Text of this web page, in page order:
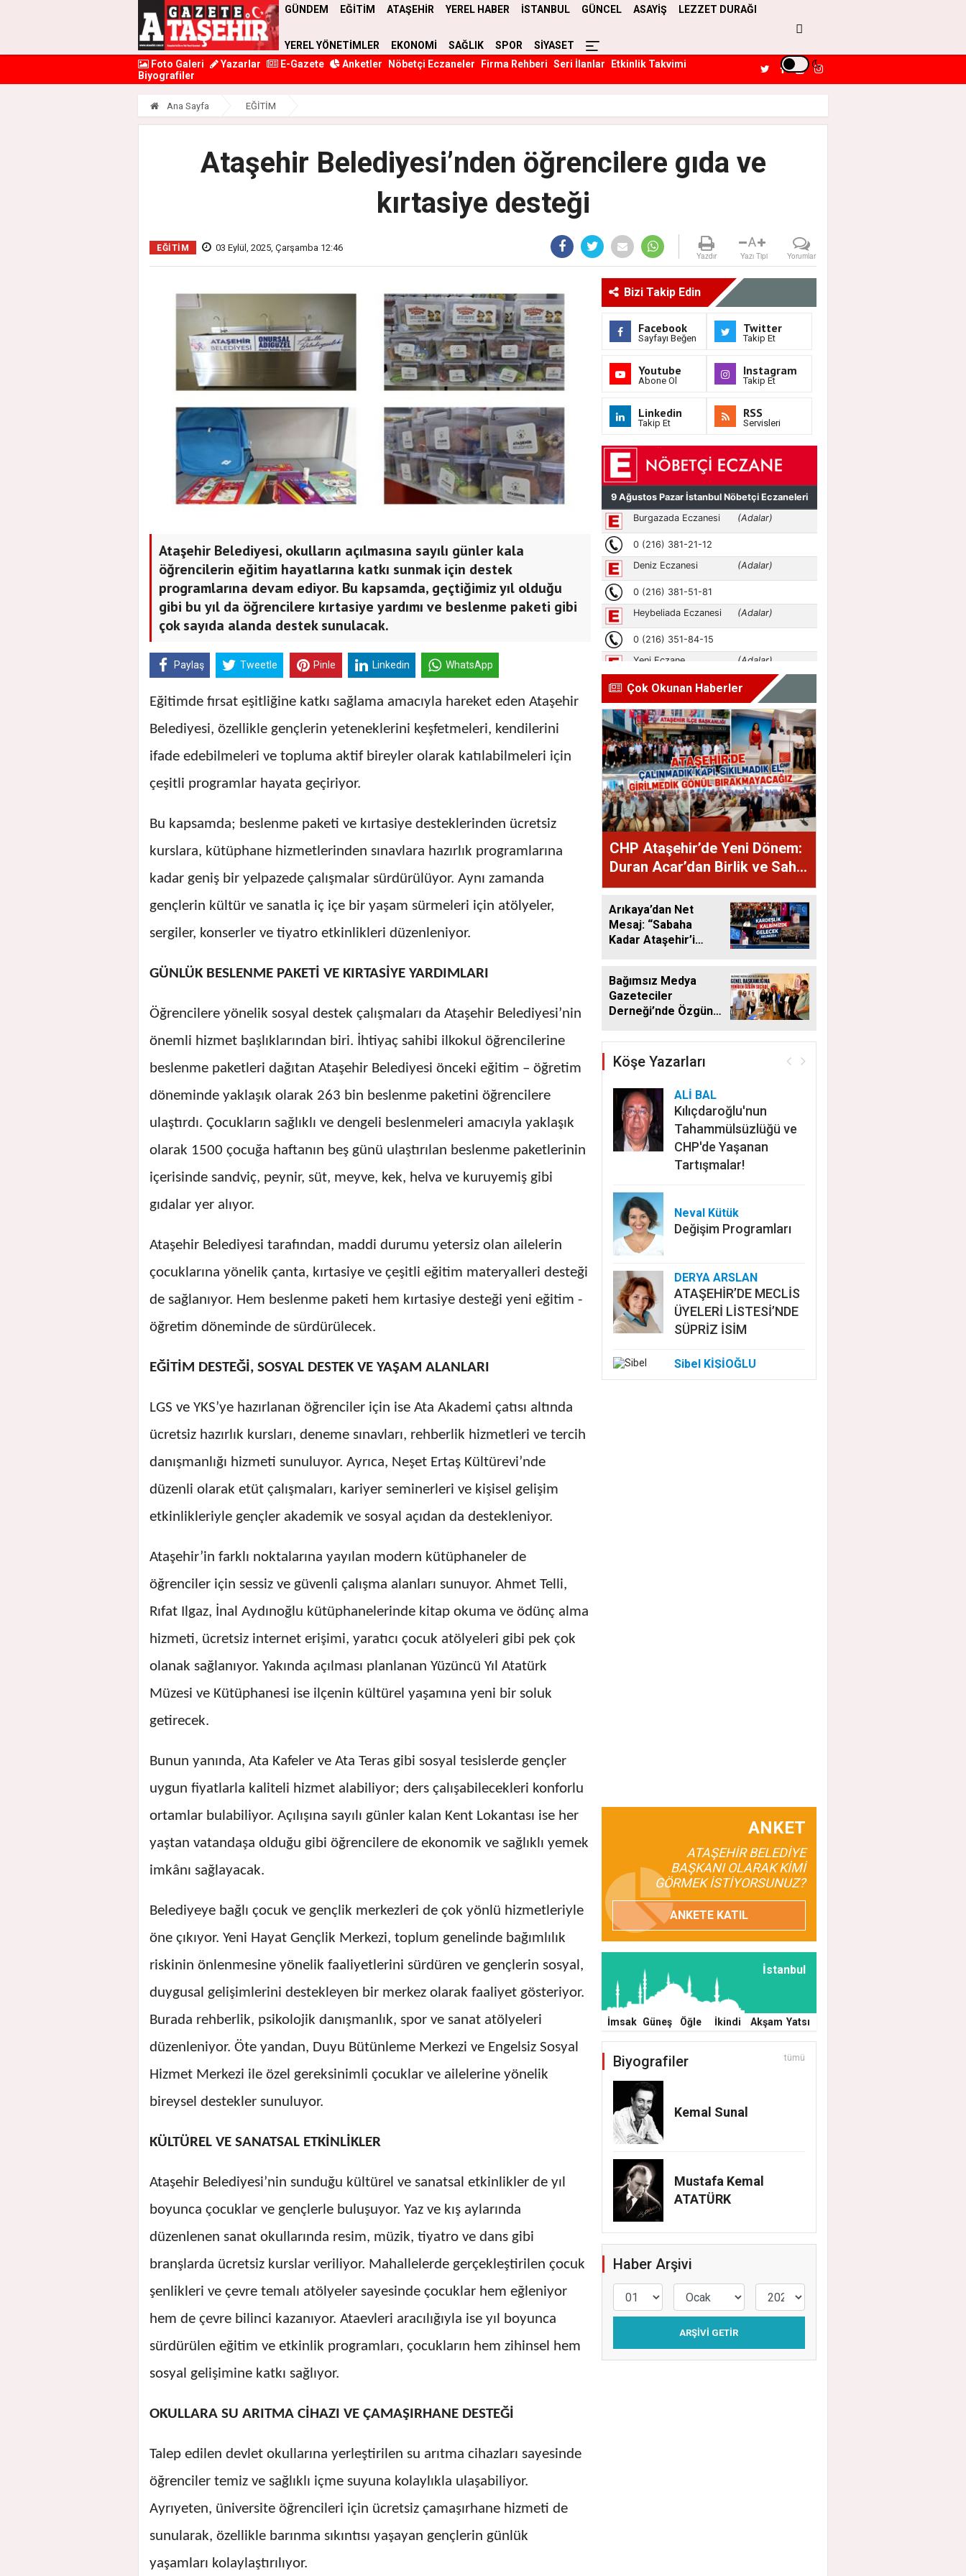
GÜNDEM EĞİTİM ATAŞEHİR YEREL HABER İSTANBUL GÜNCEL ASAYİŞ LEZZET DURAĞI
YEREL YÖNETİMLER EKONOMİ SAĞLIK SPOR
SİYASET
Foto Galeri
Yazarlar E-Gazete Anketler Nöbetçi Eczaneler Firma Rehberi Seri İlanlar
Etkinlik Takvimi
Biyografiler
Ana Sayfa EĞİTİM
Ataşehir Belediyesi’nden öğrencilere gıda ve
kırtasiye desteği
EĞİTİM 03 Eylül, 2025, Çarşamba 12:46
Yazdır
A
Yazı Tipi Yorumlar
Ataşehir Belediyesi, okulların açılmasına sayılı günler kala
öğrencilerin eğitim hayatlarına katkı sunmak için destek
programlarına devam ediyor. Bu kapsamda, geçtiğimiz yıl olduğu
gibi bu yıl da öğrencilere kırtasiye yardımı ve beslenme paketi gibi
çok sayıda alanda destek sunulacak.
Paylaş Tweetle Pinle Linkedin WhatsApp
Eğitimde fırsat eşitliğine katkı sağlama amacıyla hareket eden Ataşehir
Belediyesi, özellikle gençlerin yeteneklerini keşfetmeleri, kendilerini
ifade edebilmeleri ve topluma aktif bireyler olarak katılabilmeleri için
çeşitli programlar hayata geçiriyor.
Bu kapsamda; beslenme paketi ve kırtasiye desteklerinden ücretsiz
kurslara, kütüphane hizmetlerinden sınavlara hazırlık programlarına
kadar geniş bir yelpazede çalışmalar sürdürülüyor. Aynı zamanda
gençlerin kültür ve sanatla iç içe bir yaşam sürmeleri için atölyeler,
sergiler, konserler ve tiyatro etkinlikleri düzenleniyor.
GÜNLÜK BESLENME PAKETİ VE KIRTASİYE YARDIMLARI
Öğrencilere yönelik sosyal destek çalışmaları da Ataşehir Belediyesi’nin
önemli hizmet başlıklarından biri. İhtiyaç sahibi ilkokul öğrencilerine
beslenme paketleri dağıtan Ataşehir Belediyesi önceki eğitim – öğretim
döneminde yaklaşık olarak 263 bin beslenme paketini öğrencilere
ulaştırdı. Çocukların sağlıklı ve dengeli beslenmeleri amacıyla yaklaşık
olarak 1500 çocuğa haftanın beş günü ulaştırılan beslenme paketlerinin
içerisinde sandviç, peynir, süt, meyve, kek, helva ve kuruyemiş gibi
gıdalar yer alıyor.
Ataşehir Belediyesi tarafından, maddi durumu yetersiz olan ailelerin
çocuklarına yönelik çanta, kırtasiye ve çeşitli eğitim materyalleri desteği
de sağlanıyor. Hem beslenme paketi hem kırtasiye desteği yeni eğitim -
öğretim döneminde de sürdürülecek.
EĞİTİM DESTEĞİ, SOSYAL DESTEK VE YAŞAM ALANLARI
LGS ve YKS’ye hazırlanan öğrenciler için ise Ata Akademi çatısı altında
ücretsiz hazırlık kursları, deneme sınavları, rehberlik hizmetleri ve tercih
danışmanlığı hizmeti sunuluyor. Ayrıca, Neşet Ertaş Kültürevi’nde
düzenli olarak etüt çalışmaları, kariyer seminerleri ve kişisel gelişim
etkinlikleriyle gençler akademik ve sosyal açıdan da destekleniyor.
Ataşehir’in farklı noktalarına yayılan modern kütüphaneler de
öğrenciler için sessiz ve güvenli çalışma alanları sunuyor. Ahmet Telli,
Rıfat Ilgaz, İnal Aydınoğlu kütüphanelerinde kitap okuma ve ödünç alma
hizmeti, ücretsiz internet erişimi, yaratıcı çocuk atölyeleri gibi pek çok
olanak sağlanıyor. Yakında açılması planlanan Yüzüncü Yıl Atatürk
Müzesi ve Kütüphanesi ise ilçenin kültürel yaşamına yeni bir soluk
getirecek.
Bunun yanında, Ata Kafeler ve Ata Teras gibi sosyal tesislerde gençler
uygun fiyatlarla kaliteli hizmet alabiliyor; ders çalışabilecekleri konforlu
ortamlar bulabiliyor. Açılışına sayılı günler kalan Kent Lokantası ise her
yaştan vatandaşa olduğu gibi öğrencilere de ekonomik ve sağlıklı yemek
imkânı sağlayacak.
Belediyeye bağlı çocuk ve gençlik merkezleri de çok yönlü hizmetleriyle
öne çıkıyor. Yeni Hayat Gençlik Merkezi, toplum genelinde bağımlılık
riskinin önlenmesine yönelik faaliyetlerini sürdüren ve gençlerin sosyal,
duygusal gelişimlerini destekleyen bir merkez olarak faaliyet gösteriyor.
Burada rehberlik, psikolojik danışmanlık, spor ve sanat atölyeleri
düzenleniyor. Öte yandan, Duyu Bütünleme Merkezi ve Engelsiz Sosyal
Hizmet Merkezi ile özel gereksinimli çocuklar ve ailelerine yönelik
bireysel destekler sunuluyor.
KÜLTÜREL VE SANATSAL ETKİNLİKLER
Ataşehir Belediyesi’nin sunduğu kültürel ve sanatsal etkinlikler de yıl
boyunca çocuklar ve gençlerle buluşuyor. Yaz ve kış aylarında
düzenlenen sanat okullarında resim, müzik, tiyatro ve dans gibi
branşlarda ücretsiz kurslar veriliyor. Mahallelerde gerçekleştirilen çocuk
şenlikleri ve çevre temalı atölyeler sayesinde çocuklar hem eğleniyor
hem de çevre bilinci kazanıyor. Ataevleri aracılığıyla ise yıl boyunca
sürdürülen eğitim ve etkinlik programları, çocukların hem zihinsel hem
sosyal gelişimine katkı sağlıyor.
OKULLARA SU ARITMA CİHAZI VE ÇAMAŞIRHANE DESTEĞİ
Talep edilen devlet okullarına yerleştirilen su arıtma cihazları sayesinde
öğrenciler temiz ve sağlıklı içme suyuna kolaylıkla ulaşabiliyor.
Ayrıyeten, üniversite öğrencileri için ücretsiz çamaşırhane hizmeti de
sunularak, özellikle barınma sıkıntısı yaşayan gençlerin günlük
yaşamları kolaylaştırılıyor.
Bizi Takip Edin
Facebook
Sayfayı Beğen
Twitter
Takip Et
Youtube
Abone Ol
Instagram
Takip Et
Linkedin
Takip Et
RSS
Servisleri
Çok Okunan Haberler
CHP Ataşehir’de Yeni Dönem:
Duran Acar’dan Birlik ve Saha
Mesajı
Arıkaya’dan Net
Mesaj: “Sabaha
Kadar Ataşehir’i
Bağımsız Medya
Gazeteciler
Derneği’nde Özgün
Köşe Yazarları
ALİ BAL
Kılıçdaroğlu'nun
Tahammülsüzlüğü ve
CHP'de Yaşanan
Tartışmalar!
Neval Kütük
Değişim Programları
DERYA ARSLAN
ATAŞEHİR’DE MECLİS
ÜYELERİ LİSTESİ’NDE
SÜPRİZ İSİM
Sibel KİŞİOĞLU
EUROVISION'DA
ANKET
ATAŞEHİR BELEDİYE
BAŞKANI OLARAK KİMİ
GÖRMEK İSTİYORSUNUZ?
ANKETE KATIL
İstanbul
İmsak Güneş Öğle İkindi Akşam Yatsı
Biyografiler tümü
Kemal Sunal
Mustafa Kemal
ATATÜRK
Haber Arşivi
ARŞIVI GETIR